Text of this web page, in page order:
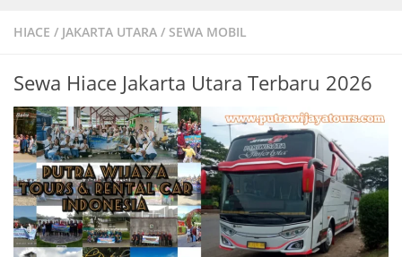
HIACE / JAKARTA UTARA / SEWA MOBIL
Sewa Hiace Jakarta Utara Terbaru 2026